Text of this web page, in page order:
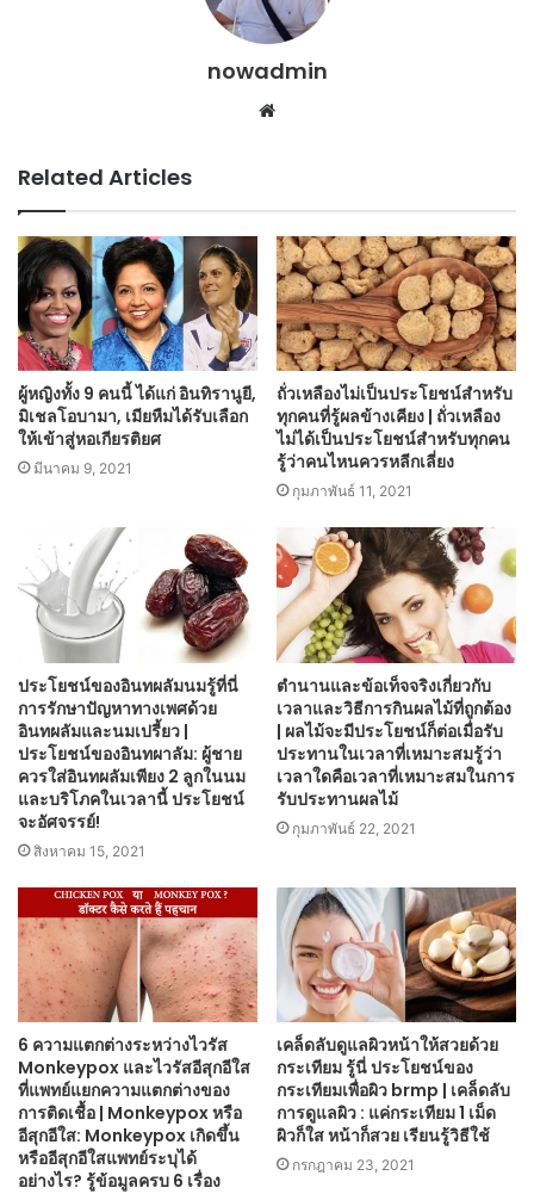
nowadmin
Website
Related Articles
ผู้หญิงทั้ง 9 คนนี้ ได้แก่ อินทิรานูยี,
มิเชลโอบามา, เมียหืมได้รับเลือก
ให้เข้าสู่หอเกียรติยศ
มีนาคม 9, 2021
ถั่วเหลืองไม่เป็นประโยชน์สำหรับ
ทุกคนที่รู้ผลข้างเคียง | ถั่วเหลือง
ไม่ได้เป็นประโยชน์สำหรับทุกคน
รู้ว่าคนไหนควรหลีกเลี่ยง
กุมภาพันธ์ 11, 2021
ประโยชน์ของอินทผลัมนมรู้ที่นี่
การรักษาปัญหาทางเพศด้วย
อินทผลัมและนมเปรี้ยว |
ประโยชน์ของอินทผาลัม: ผู้ชาย
ควรใส่อินทผลัมเพียง 2 ลูกในนม
และบริโภคในเวลานี้ ประโยชน์
จะอัศจรรย์!
สิงหาคม 15, 2021
ตำนานและข้อเท็จจริงเกี่ยวกับ
เวลาและวิธีการกินผลไม้ที่ถูกต้อง
| ผลไม้จะมีประโยชน์ก็ต่อเมื่อรับ
ประทานในเวลาที่เหมาะสมรู้ว่า
เวลาใดคือเวลาที่เหมาะสมในการ
รับประทานผลไม้
กุมภาพันธ์ 22, 2021
6 ความแตกต่างระหว่างไวรัส
Monkeypox และไวรัสอีสุกอีใส
ที่แพทย์แยกความแตกต่างของ
การติดเชื้อ | Monkeypox หรือ
อีสุกอีใส: Monkeypox เกิดขึ้น
หรืออีสุกอีใสแพทย์ระบุได้
อย่างไร? รู้ข้อมูลครบ 6 เรื่อง
เคล็ดลับดูแลผิวหน้าให้สวยด้วย
กระเทียม รู้นี่ ประโยชน์ของ
กระเทียมเพื่อผิว brmp | เคล็ดลับ
การดูแลผิว : แค่กระเทียม 1 เม็ด
ผิวก็ใส หน้าก็สวย เรียนรู้วิธีใช้
กรกฎาคม 23, 2021